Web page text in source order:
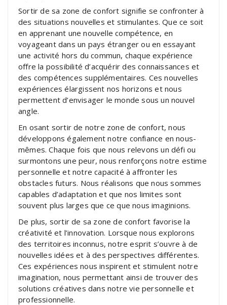
Sortir de sa zone de confort signifie se confronter à
des situations nouvelles et stimulantes. Que ce soit
en apprenant une nouvelle compétence, en
voyageant dans un pays étranger ou en essayant
une activité hors du commun, chaque expérience
offre la possibilité d’acquérir des connaissances et
des compétences supplémentaires. Ces nouvelles
expériences élargissent nos horizons et nous
permettent d’envisager le monde sous un nouvel
angle.
En osant sortir de notre zone de confort, nous
développons également notre confiance en nous-
mêmes. Chaque fois que nous relevons un défi ou
surmontons une peur, nous renforçons notre estime
personnelle et notre capacité à affronter les
obstacles futurs. Nous réalisons que nous sommes
capables d’adaptation et que nos limites sont
souvent plus larges que ce que nous imaginions.
De plus, sortir de sa zone de confort favorise la
créativité et l’innovation. Lorsque nous explorons
des territoires inconnus, notre esprit s’ouvre à de
nouvelles idées et à des perspectives différentes.
Ces expériences nous inspirent et stimulent notre
imagination, nous permettant ainsi de trouver des
solutions créatives dans notre vie personnelle et
professionnelle.